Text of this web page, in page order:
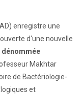
enregistre une
d'une nouvelle
Makhtar
de Bactériologie-
et